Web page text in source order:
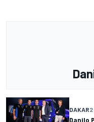
DAKAR
Danilo